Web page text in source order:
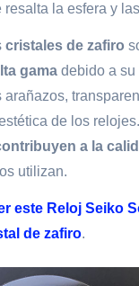
resalta la esfera y
cristales de zafiro
gamadebido a su
arañazos,
de los
a la
utilizan.
este Reloj Seiko
de zafiro.